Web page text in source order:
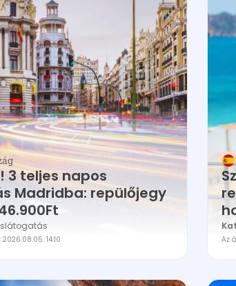
3 teljes napos
Madridba: repülőjegy
14:10 Az